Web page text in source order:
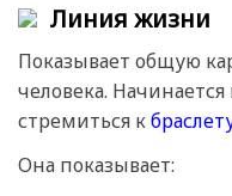
Линия жизни
Показывает общую
человека.
стремиться к
Она показывает: